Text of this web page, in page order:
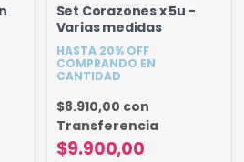
Set Corazones x 5u -
Varias medidas
HASTA 20% OFF
COMPRANDO EN
CANTIDAD
$9.900,00
$8.910,00 con
Transferencia